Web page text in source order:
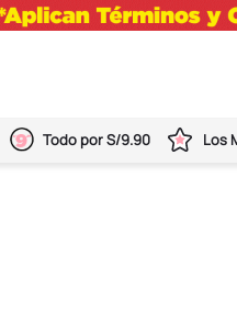
Todo por S/9.90 Los